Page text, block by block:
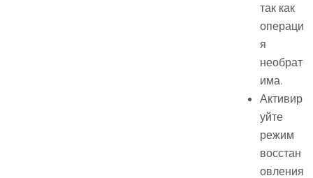
так как
операци
я
необрат
има.
Активир
уйте
режим
восстан
овления